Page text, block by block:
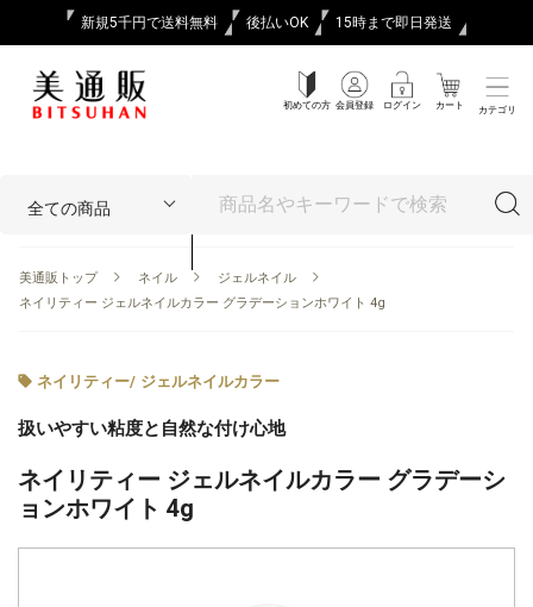
新規5千円で送料無料 後払いOK 15時まで即日発送
初めての方 会員登録 ログイン カート カテゴリ
美通販トップ ネイル
ジェルネイル
ネイリティー ジェルネイルカラー グラデーションホワイト 4g
ネイリティー/ ジェルネイルカラー
扱いやすい粘度と自然な付け心地
ネイリティー ジェルネイルカラー グラデーシ
ョンホワイト 4g